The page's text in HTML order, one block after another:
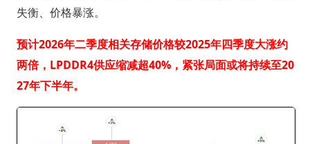
失衡、价格暴涨。
预计2026年二季度相关存储价格较2025年四季度大涨约
两倍，LPDDR4供应缩减超40%，紧张局面或将持续至20
27年下半年。